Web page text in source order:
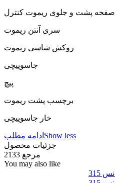
صفحه پشت و جلوی ریموت کنترل
سری آنتن ریموت
روکش شاسی ریموت
جاسوییچی
پیچ
برچسب پشت ریموت
خار جاسوییچی
ادامه مطلب Show less
جزئیات محصول
مرجع 2133
You may also like